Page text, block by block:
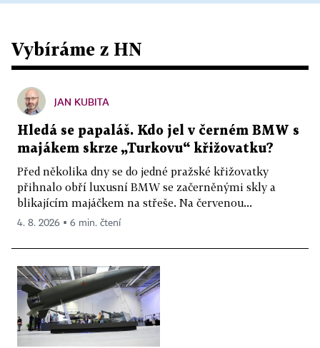
Vybíráme z HN
JAN KUBITA
Hledá se papaláš. Kdo jel v černém BMW s
majákem skrze „Turkovu“ křižovatku?
Před několika dny se do jedné pražské křižovatky
přihnalo obří luxusní BMW se začerněnými skly a
blikajícím majáčkem na střeše. Na červenou...
4. 8. 2026 ▪ 6 min. čtení